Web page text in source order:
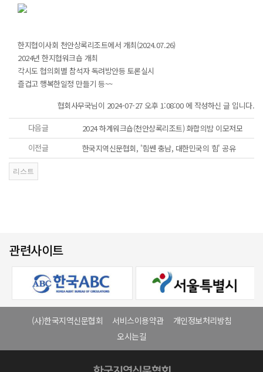
한지협이사회 천안상록리조트에서 개최(2024.07.26)
2024년 한지협워크숍 개최
각시도 협의회별 참석자 독려방안등 토론실시
즐겁고 행복한일정 만들기 등~~
협회사무국님이 2024-07-27 오후 1:08:00 에 작성하신 글 입니다.
다음글
2024 하계워크숍(천안상록리조트) 화합의밤 이모저모
이전글
한국지역신문협회, '힘쎈 충남, 대한민국의 힘' 공유
관련사이트
(사)한국지역신문협회 서비스이용약관
개인정보처리방침
오시는길